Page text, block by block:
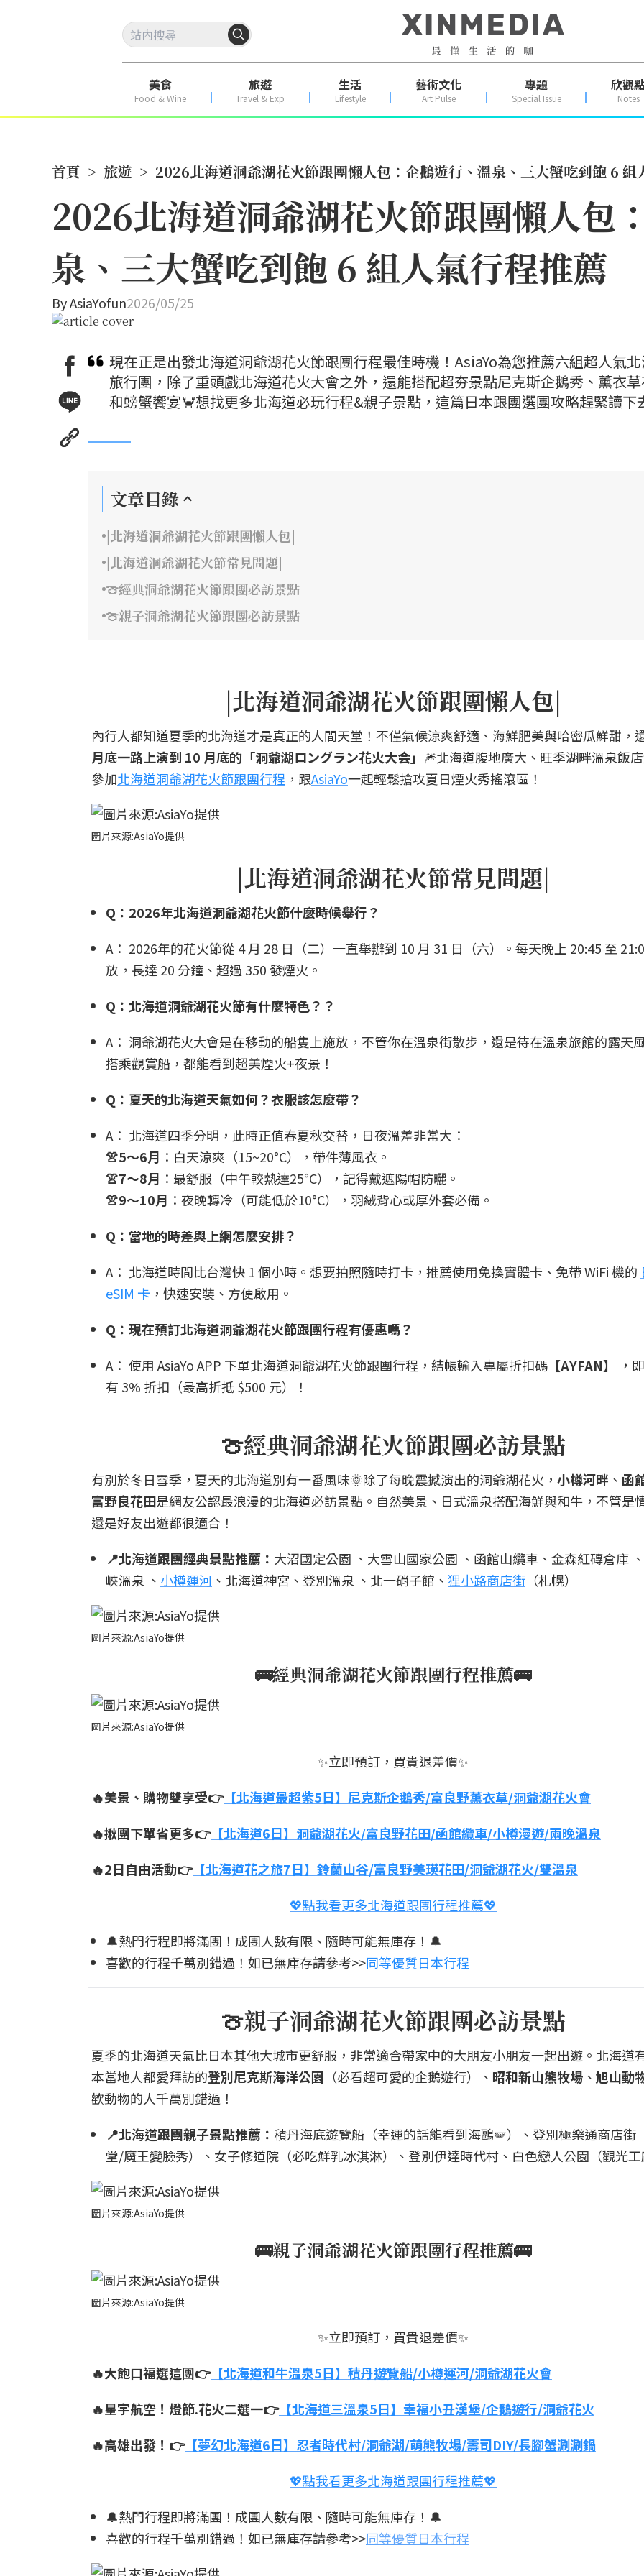
美食
Food & Wine
旅遊
Travel & Exp
生活
Lifestyle
藝術文化
Art Pulse
專題
Special Issue
欣觀點
Notes
首頁 > 旅遊 > 2026北海道洞爺湖花火節跟團懶人包：企鵝遊行、溫泉、三大蟹吃到飽 6 組
2026北海道洞爺湖花火節跟團懶人包
泉、三大蟹吃到飽 6 組人氣行程推薦
ByAsiaYofun2026/05/25
現在正是出發北海道洞爺湖花火節跟團行程最佳時機！AsiaYo為您推薦六組超人氣
旅行團，除了重頭戲北海道花火大會之外，還能搭配超夯景點尼克斯企鵝秀、薰衣
和螃蟹饗宴🦀想找更多北海道必玩行程&親子景點，這篇日本跟團選團攻略趕緊讀下
文章目錄
|北海道洞爺湖花火節跟團懶人包|
|北海道洞爺湖花火節常見問題|
🍈經典洞爺湖花火節跟團必訪景點
🍈親子洞爺湖花火節跟團必訪景點
|北海道洞爺湖花火節跟團懶人包|
內行人都知道夏季的北海道才是真正的人間天堂！不僅氣候涼爽舒適、海鮮肥美與哈密瓜鮮甜，
月底一路上演到 10 月底的「洞爺湖ロングラン花火大会」 🎆北海道腹地廣大、旺季湖畔溫泉飯店
參加北海道洞爺湖花火節跟團行程 ，跟AsiaYo一起輕鬆搶攻夏日煙火秀搖滾區！
圖片來源:AsiaYo提供
|北海道洞爺湖花火節常見問題|
Q：2026年北海道洞爺湖花火節什麼時候舉行？
A： 2026年的花火節從 4 月 28 日（二）一直舉辦到 10 月 31 日（六）。每天晚上 20:45 至
放，長達 20 分鐘、超過 350 發煙火。
Q：北海道洞爺湖花火節有什麼特色？？
A： 洞爺湖花火大會是在移動的船隻上施放，不管你在溫泉街散步，還是待在溫泉旅館的露天
搭乘觀賞船，都能看到超美煙火+夜景！
Q：夏天的北海道天氣如何？衣服該怎麼帶？
A： 北海道四季分明，此時正值春夏秋交替，日夜溫差非常大：
👚5～6月 ：白天涼爽（15~20°C），帶件薄風衣。
👚7～8月 ：最舒服（中午較熱達25°C），記得戴遮陽帽防曬。
👚9～10月 ：夜晚轉冷（可能低於10°C），羽絨背心或厚外套必備。
Q：當地的時差與上網怎麼安排？
A： 北海道時間比台灣快 1 個小時。想要拍照隨時打卡，推薦使用免換實體卡、免帶 WiFi 機的
eSIM 卡 ，快速安裝、方便啟用。
Q：現在預訂北海道洞爺湖花火節跟團行程有優惠嗎？
A： 使用 AsiaYo APP 下單北海道洞爺湖花火節跟團行程，結帳輸入專屬折扣碼 【AYFAN】
，
有 3% 折扣（最高折抵 $500 元）！
🍈經典洞爺湖花火節跟團必訪景點
有別於冬日雪季，夏天的北海道別有一番風味🌞除了每晚震撼演出的洞爺湖花火， 小樽河畔 、 函
富野良花田是網友公認最浪漫的北海道必訪景點。自然美景、日式溫泉搭配海鮮與和牛，不管是
還是好友出遊都很適合！
📍北海道跟團經典景點推薦： 大沼國定公園 、大雪山國家公園 、函館山纜車、金森紅磚倉庫
峽溫泉 、 小樽運河 、北海道神宮、登別溫泉 、北一硝子館、 狸小路商店街 （札幌）
圖片來源:AsiaYo提供
🚌經典洞爺湖花火節跟團行程推薦🚌
圖片來源:AsiaYo提供
✨立即預訂，買貴退差價✨
🔥美景、購物雙享受👉【北海道最超紫5日】尼克斯企鵝秀/富良野薰衣草/洞爺湖花火會
🔥揪團下單省更多👉【北海道6日】洞爺湖花火/富良野花田/函館纜車/小樽漫遊/兩晚溫泉
🔥2日自由活動👉【北海道花之旅7日】鈴蘭山谷/富良野美瑛花田/洞爺湖花火/雙溫泉
💖點我看更多北海道跟團行程推薦💖
🔔熱門行程即將滿團！成團人數有限、隨時可能無庫存！🔔
喜歡的行程千萬別錯過！如已無庫存請參考>>同等優質日本行程
🍈親子洞爺湖花火節跟團必訪景點
夏季的北海道天氣比日本其他大城市更舒服，非常適合帶家中的大朋友小朋友一起出遊。北海道
本當地人都愛拜訪的登別尼克斯海洋公園 （必看超可愛的企鵝遊行）、 昭和新山熊牧場 、 旭山動
歡動物的人千萬別錯過！
📍北海道跟團親子景點推薦： 積丹海底遊覽船（幸運的話能看到海鷗🪽）、登別極樂通商店街
堂/魔王變臉秀）、女子修道院（必吃鮮乳冰淇淋）、登別伊達時代村、白色戀人公園（觀光工
圖片來源:AsiaYo提供
🚌親子洞爺湖花火節跟團行程推薦🚌
圖片來源:AsiaYo提供
✨立即預訂，買貴退差價✨
🔥大飽口福選這團👉【北海道和牛溫泉5日】積丹遊覽船/小樽運河/洞爺湖花火會
🔥星宇航空！燈節.花火二選一👉【北海道三溫泉5日】幸福小丑漢堡/企鵝遊行/洞爺花火
🔥高雄出發！👉【夢幻北海道6日】忍者時代村/洞爺湖/萌熊牧場/壽司DIY/長腳蟹涮涮鍋
💖點我看更多北海道跟團行程推薦💖
🔔熱門行程即將滿團！成團人數有限、隨時可能無庫存！🔔
喜歡的行程千萬別錯過！如已無庫存請參考>>同等優質日本行程